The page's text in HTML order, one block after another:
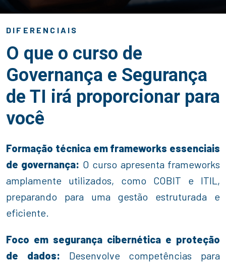
DIFERENCIAIS
O que o curso de
Governança e Segurança
de TI irá proporcionar para
você
Formação técnica em frameworks essenciais
de governança: O curso apresenta frameworks
amplamente utilizados, como COBIT e ITIL,
preparando para uma gestão estruturada e
eficiente.
Foco em segurança cibernética e proteção
de dados: Desenvolve competências para